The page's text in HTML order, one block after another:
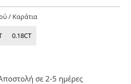
/ Καράτια
0.18CT
σε 2-5 ημέρες